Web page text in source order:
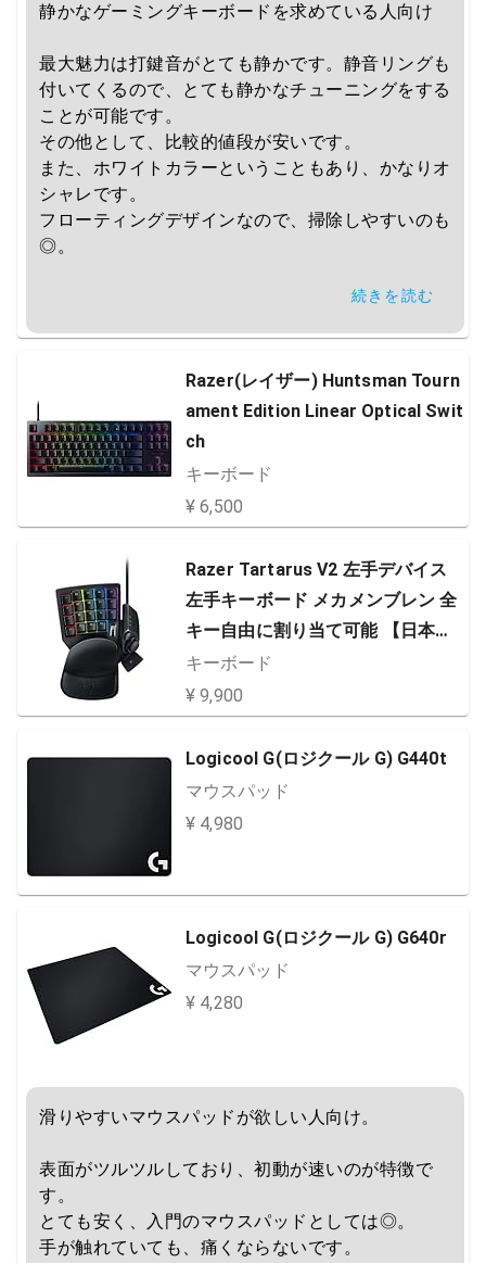
静かなゲーミングキーボードを求めている人向け
最大魅力は打鍵音がとても静かです。静音リングも
付いてくるので、とても静かなチューニングをする
ことが可能です。
その他として、比較的値段が安いです。
また、ホワイトカラーということもあり、かなりオ
シャレです。
フローティングデザインなので、掃除しやすいのも
◎。
マイナスポイントとして、線の取り回しが悪い点で
とストレスになる可能性があります。
続きを読む
Razer(レイザー) Huntsman Tourn
ament Edition Linear Optical Swit
ch
キーボード
¥ 6,500
Razer Tartarus V2 左手デバイス
左手キーボード メカメンブレン 全
キー自由に割り当て可能 【日本正
規代理店保証品】 ファイナルファ
ンタジーXIV 推奨デバイス
キーボード
¥ 9,900
Logicool G(ロジクール G) G440t
マウスパッド
¥ 4,980
Logicool G(ロジクール G) G640r
マウスパッド
¥ 4,280
滑りやすいマウスパッドが欲しい人向け。
表面がツルツルしており、初動が速いのが特徴で
す。
とても安く、入門のマウスパッドとしては◎。
手が触れていても、痛くならないです。